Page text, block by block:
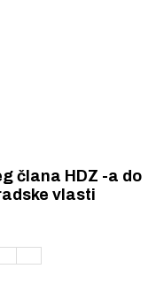
člana HDZ -a do
vlasti